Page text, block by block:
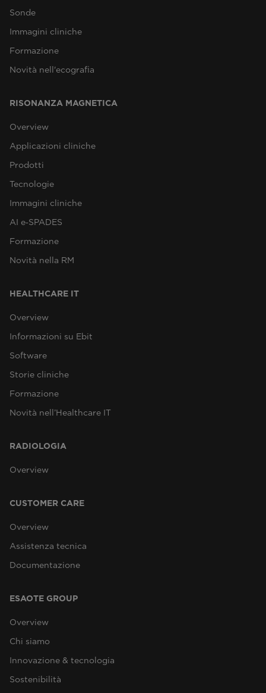
Sonde
Immagini cliniche
Formazione
Novità nell'ecografia
RISONANZA MAGNETICA
Overview
Applicazioni cliniche
Prodotti
Tecnologie
Immagini cliniche
AI e‑SPADES
Formazione
Novità nella RM
HEALTHCARE IT
Overview
Informazioni su Ebit
Software
Storie cliniche
Formazione
Novità nell’Healthcare IT
RADIOLOGIA
Overview
CUSTOMER CARE
Overview
Assistenza tecnica
Documentazione
ESAOTE GROUP
Overview
Chi siamo
Innovazione & tecnologia
Sostenibilità